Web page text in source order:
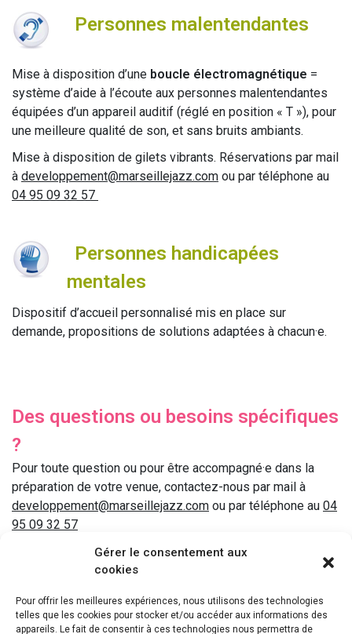
Gérer le consentement aux
cookies
Pour offrir les meilleures expériences, nous utilisons des technologies
telles que les cookies pour stocker et/ou accéder aux informations des
appareils. Le fait de consentir à ces technologies nous permettra de
Personnes malentendantes
Mise à disposition d’une boucle électromagnétique =
système d’aide à l’écoute aux personnes malentendantes
équipées d’un appareil auditif (réglé en position « T »), pour
une meilleure qualité de son, et sans bruits ambiants.
Mise à disposition de gilets vibrants. Réservations par mail
à developpement@marseillejazz.com ou par téléphone au
04 95 09 32 57
Personnes handicapées
mentales
Dispositif d’accueil personnalisé mis en place sur
demande, propositions de solutions adaptées à chacun·e.
Des questions ou besoins spécifiques
?
Pour toute question ou pour être accompagné·e dans la
préparation de votre venue, contactez-nous par mail à
developpement@marseillejazz.com ou par téléphone au 04
95 09 32 57